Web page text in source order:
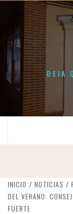
contenido
DEJA
INICIO NOTICIAS
DEL VERANO:
FUERTE